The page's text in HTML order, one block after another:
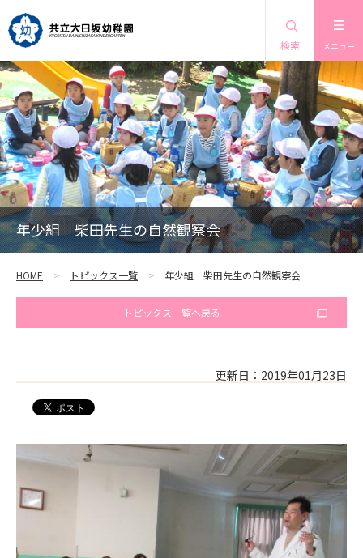
メニュー
検索
年少組 柴田先生の自然観察会
HOME トピックス一覧 年少組 柴田先生の自然観察会
トピックス一覧へ戻る
更新日：2019年01月23日